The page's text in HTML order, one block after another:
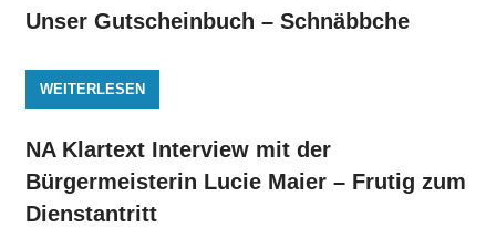
Unser Gutscheinbuch – Schnäbbche
WEITERLESEN
NA Klartext Interview mit der
Bürgermeisterin Lucie Maier – Frutig zum
Dienstantritt